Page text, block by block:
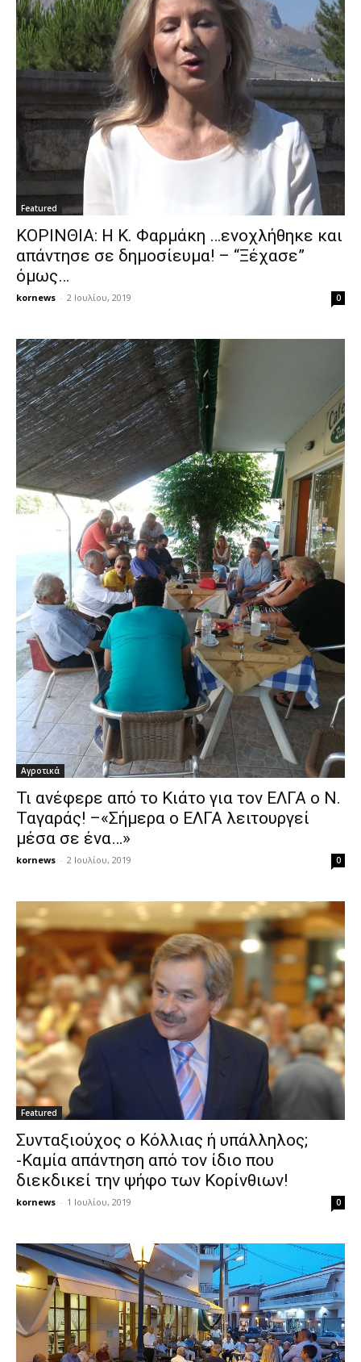
Featured
ΚΟΡΙΝΘΙΑ: Η Κ. Φαρμάκη …ενοχλήθηκε και
απάντησε σε δημοσίευμα! – “Ξέχασε”
όμως…
kornews - 2 Ιουλίου, 2019 0
Αγροτικά
Τι ανέφερε από το Κιάτο για τον ΕΛΓΑ ο Ν.
Ταγαράς! –«Σήμερα ο ΕΛΓΑ λειτουργεί
μέσα σε ένα…»
kornews - 2 Ιουλίου, 2019 0
Featured
Συνταξιούχος ο Κόλλιας ή υπάλληλος;
-Καμία απάντηση από τον ίδιο που
διεκδικεί την ψήφο των Κορίνθιων!
kornews - 1 Ιουλίου, 2019 0